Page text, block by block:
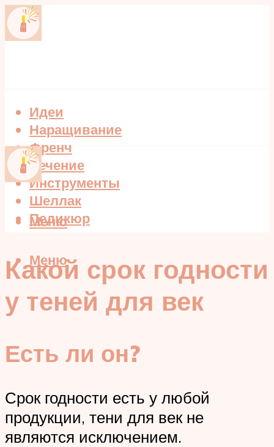
Идеи
Наращивание
Френч
Лечение
Инструменты
Шеллак
Педикюр
Меню
Меню
Какой срок годности
у теней для век
Есть ли он?
Срок годности есть у любой
продукции, тени для век не
являются исключением.